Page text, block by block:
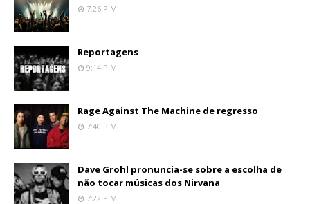
7:26 P.m.
Reportagens
9:14 P.m.
Rage Against The Machine de regresso
7:40 P.m.
Dave Grohl pronuncia-se sobre a escolha de
não tocar músicas dos Nirvana
7:22 P.m.